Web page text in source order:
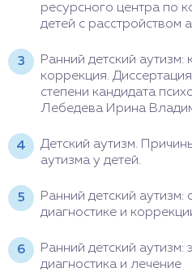
ресурсного центра по
детей с расстройством
Ранний детский аутизм:
коррекция.
степени кандидата
Лебедева Ирина
Детский аутизм.
аутизма у детей.
Ранний детский
диагностике и
Ранний детский аутизм:
диагностика и лечение